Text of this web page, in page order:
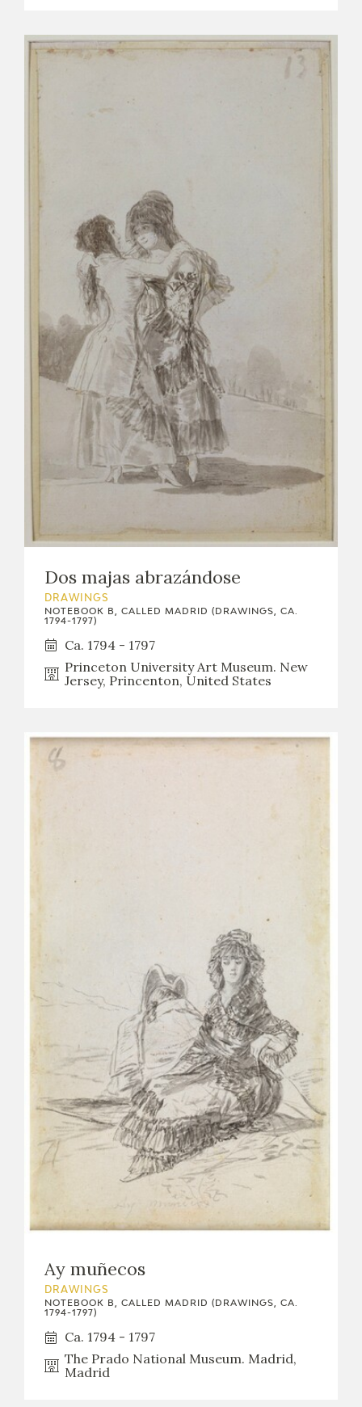
Dos majas abrazándose
DRAWINGS
NOTEBOOK B, CALLED MADRID (DRAWINGS, CA.
1794-1797)
Ca. 1794 - 1797
Princeton University Art Museum. New
Jersey, Princenton, United States
Ay muñecos
DRAWINGS
NOTEBOOK B, CALLED MADRID (DRAWINGS, CA.
1794-1797)
Ca. 1794 - 1797
The Prado National Museum. Madrid,
Madrid